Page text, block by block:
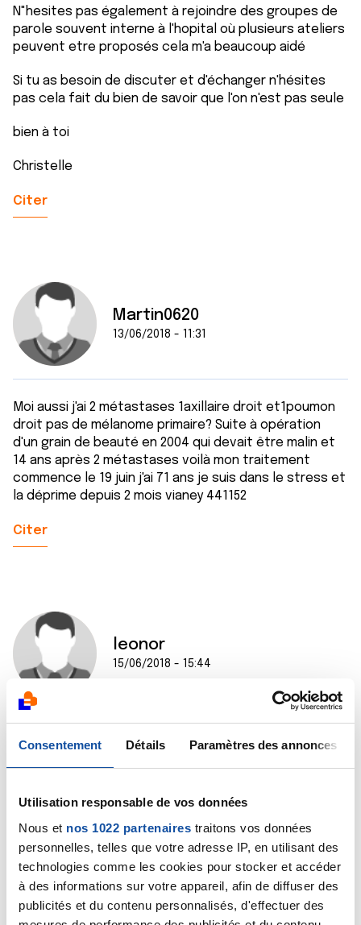
Consentement Détails Paramètres des annonces
Utilisation responsable de vos données
Nous et nos 1022 partenaires traitons vos données
personnelles, telles que votre adresse IP, en utilisant des
technologies comme les cookies pour stocker et accéder
à des informations sur votre appareil, afin de diffuser des
publicités et du contenu personnalisés, d'effectuer des
N"hesites pas également à rejoindre des groupes de
parole souvent interne à l'hopital où plusieurs ateliers
peuvent etre proposés cela m'a beaucoup aidé
Si tu as besoin de discuter et d'échanger n'hésites
pas cela fait du bien de savoir que l'on n'est pas seule
bien à toi
Christelle
Citer
Martin0620
13/06/2018 - 11:31
Moi aussi j'ai 2 métastases 1axillaire droit et1poumon
droit pas de mélanome primaire? Suite à opération
d'un grain de beauté en 2004 qui devait être malin et
14 ans après 2 métastases voilà mon traitement
commence le 19 juin j'ai 71 ans je suis dans le stress et
la déprime depuis 2 mois vianey 441152
Citer
leonor
15/06/2018 - 15:44
me bats contre une cancer du mélanome
énormément d'options possible. J'en suis à ma
troisième thérapie donc j'ai eu traitement anti-mek qui
a très bien marché pour mes métastase dans le
corps, presque plus rien. J'ai eu 5 tumeurs ôtées au
cerveau plutôt grosses via le cyberknife. Hélas le
traitement n'était pas assez efficace pour éviter les
cellules malignes de monter au cerveau, et ce car je